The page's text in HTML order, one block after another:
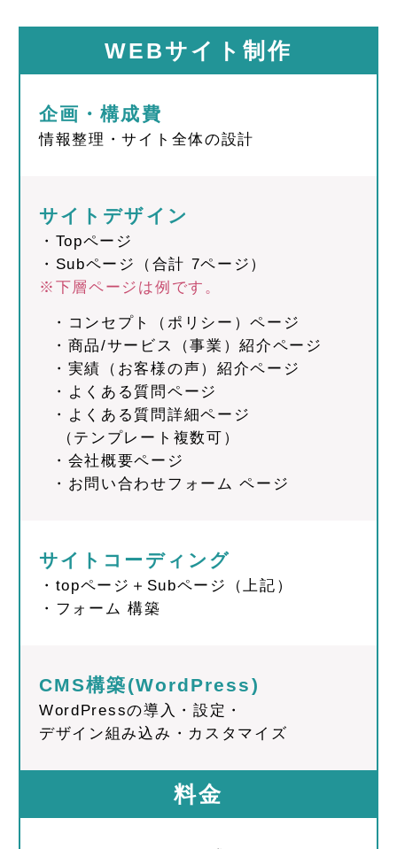
WEBサイト制作
企画・構成費
情報整理・サイト全体の設計
サイトデザイン
・Topページ
・Subページ（合計 7ページ）
※下層ページは例です。
・コンセプト（ポリシー）ページ
・商品/サービス（事業）紹介ページ
・実績（お客様の声）紹介ページ
・よくある質問ページ
・よくある質問詳細ページ
（テンプレート複数可）
・会社概要ページ
・お問い合わせフォーム ページ
サイトコーディング
・topページ＋Subページ（上記）
・フォーム 構築
CMS構築(WordPress)
WordPressの導入・設定・
デザイン組み込み・カスタマイズ
料金